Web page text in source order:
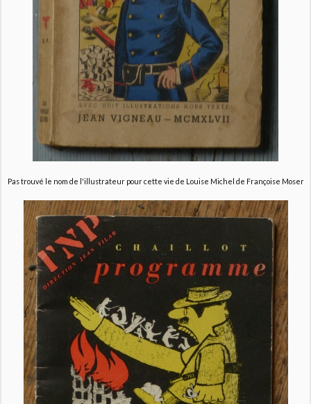
Pas trouvé le nom de l'illustrateur pour cette vie de Louise Michel de Françoise Moser